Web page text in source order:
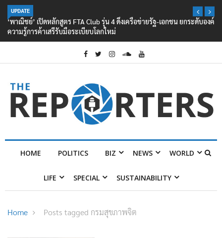
UPDATE
‘พาณิชย์’ เปิดหลักสูตร FTA Club รุ่น 4 ดึงเครือข่ายรัฐ-เอกชน ยกระดับองค์
ความรู้การค้าเสรีรับมือระเบียบโลกใหม่
HOME POLITICS BIZ NEWS WORLD
LIFE SPECIAL SUSTAINABILITY
Home Posts tagged กรมสุขภาพจิต